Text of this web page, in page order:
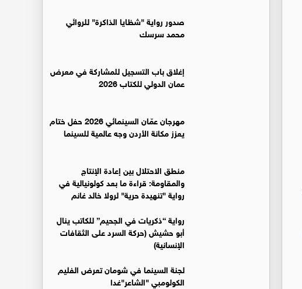
صدور رواية "شظايا الذاكرة" للروائي
محمد سرسك
إغلاق باب التسجيل للمشاركة في معرض
عمان الدولي للكتاب 2026
مهرجان عمّان السينمائي 2026 حفل ختام
يعزز مكانة الأردن وجه عالمية للسينما
منطق الاحتلال بين إعادة الإنتاج
والمقاومة: قراءة ما بعد كولونيالية في
رواية "تنهيدة حرية" لرولا خالد غانم
رواية “ذكريات في الجحيم” للكاتب ينال
أبو حشيش (حركة السرد على الثقافات
الإنسانية)
لجنة السينما في شومان تعرض الفليم
الكولومبي "الشاعر"غدا